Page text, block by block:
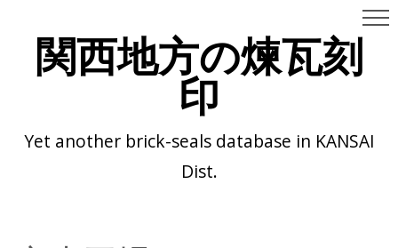
関西地方の煉瓦刻
印
Yet another brick-seals database in KANSAI
Dist.